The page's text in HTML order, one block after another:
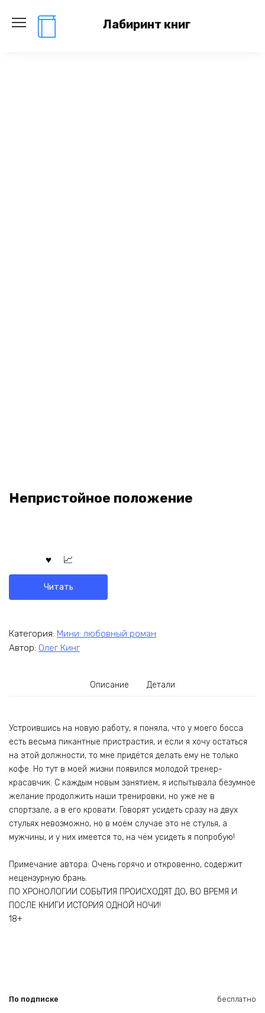
содержанию
Лабиринт книг
Непристойное положение
Читать
Категория: Мини: любовный роман
Автор: Олег Кинг
Описание Детали
Устроившись на новую работу, я поняла, что у моего босса
есть весьма пикантные пристрастия, и если я хочу остаться
на этой должности, то мне придётся делать ему не только
кофе. Но тут в моей жизни появился молодой тренер-
красавчик. С каждым новым занятием, я испытывала безумное
желание продолжить наши тренировки, но уже не в
спортзале, а в его кровати. Говорят усидеть сразу на двух
стульях невозможно, но в моём случае это не стулья, а
мужчины, и у них имеется то, на чём усидеть я попробую!
Примечание автора: Очень горячо и откровенно, содержит
нецензурную брань.
ПО ХРОНОЛОГИИ СОБЫТИЯ ПРОИСХОДЯТ ДО, ВО ВРЕМЯ И
ПОСЛЕ КНИГИ ИСТОРИЯ ОДНОЙ НОЧИ!
18+
По подписке бесплатно